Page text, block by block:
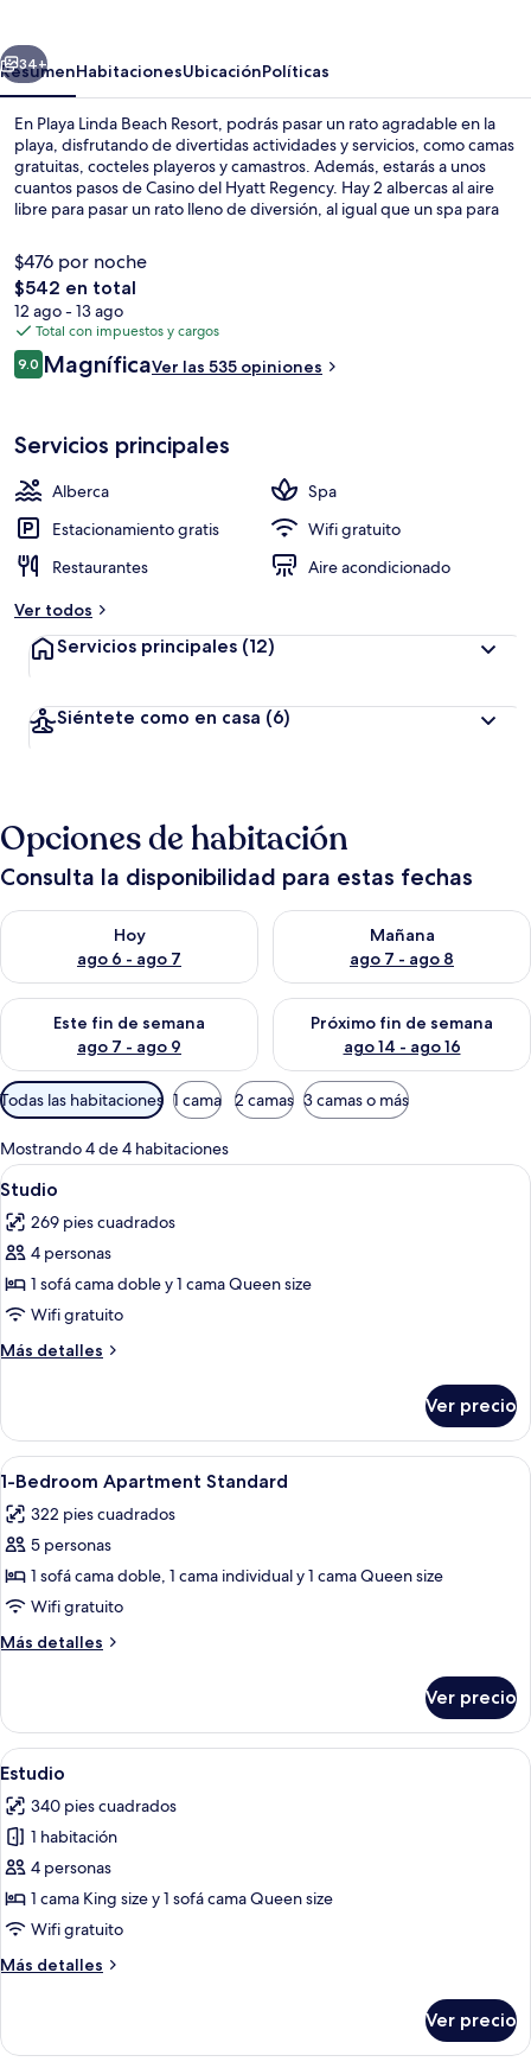
Siguiente
34+
ResumenHabitacionesUbicaciónPolíticas
En Playa Linda Beach Resort, podrás pasar un rato agradable en la
playa, disfrutando de divertidas actividades y servicios, como camas
gratuitas, cocteles playeros y camastros. Además, estarás a unos
cuantos pasos de Casino del Hyatt Regency. Hay 2 albercas al aire
libre para pasar un rato lleno de diversión, al igual que un spa para
sesión de aromaterapia. Uno de sus 5 restaurantes es Azzurro, que
sirve cocina italiana y está abierto para la comida y la cena.
Encontrarás un bar junto a la alberca y sala de fitness abierta las 24
horas, al igual que habitaciones con servicios y amenidades
convenientes, como secadora y refrigerador.
$476 por noche
El
precio
total
es
de
$542 en total
12 ago - 13 ago
Total con impuestos y cargos
Opiniones
9.09.0 de 10,
MagníficaVer las 535 opiniones
Servicios principales
Alberca
Spa
Estacionamiento gratis
Wifi gratuito
Restaurantes
Aire acondicionado
Ver todos
Servicios principales (12)
Siéntete como en casa (6)
Opciones de habitación
Consulta la disponibilidad para estas fechas
Hoy
ago 6 - ago 7
Consulta la disponibilidad para hoy ago 6 - ago 7
Mañana
ago 7 - ago 8
Consulta la disponibilidad
Este fin de semana
ago 7 - ago 9
Consulta la disponibilidad para este fin de semana ago 7 -
Próximo fin de semana
ago 14 - ago 16
Consulta la disponibilidad
Filtros
disponibles
para
las
habitaciones
Todas las habitaciones 1 cama 2 camas 3 camas o más
Mostrando 4 de 4 habitaciones
Abrir
todas
las
fotos
de
Studio
Caja de seguridad en la habitación,
6
Studio
269 pies cuadrados
4 personas
1 sofá cama doble y 1 cama Queen size
Wifi gratuito
Más detalles
Más
Ver precio
Abrir
todas
las
fotos
de
1-
Bedroom
Apartment
Caja de seguridad en la habitación,
6
1-Bedroom Apartment Standard
322 pies cuadrados
5 personas
1 sofá cama doble, 1 cama individual y 1 cama Queen size
Wifi gratuito
Más detalles
Más
Bedroom
Apartment
Standard
Ver precio
Abrir
todas
las
fotos
de
Estudio
5
Estudio
340 pies cuadrados
1 habitación
4 personas
1 cama King size y 1 sofá cama Queen size
Wifi gratuito
Más detalles
Más
Ver precio